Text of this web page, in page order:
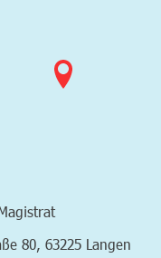
Navigation
80 63225 Langen